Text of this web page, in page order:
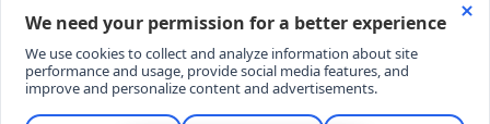
kullanımı hukuki yaptırıma tabidir.